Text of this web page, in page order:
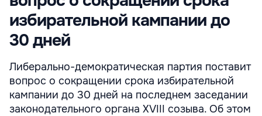
избирательной кампании до
30 дней
Либерально-демократическая партия поставит
вопрос о сокращении срока избирательной
кампании до 30 дней на последнем заседании
законодательного органа XVIII созыва. Об этом